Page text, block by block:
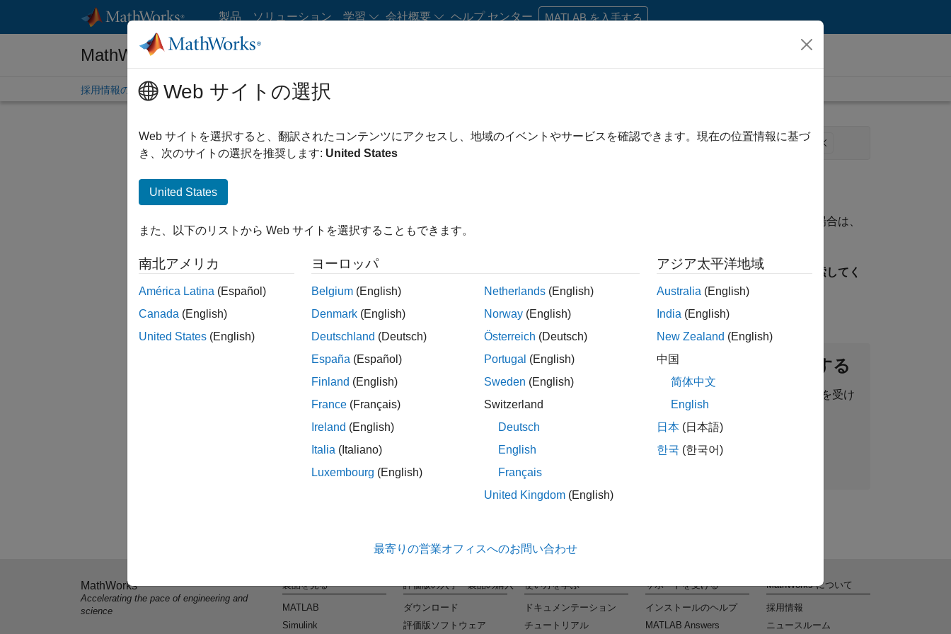
コンテンツへスキップ
製品 ソリューション 学習 会社概要 ヘルプ センター MATLAB を入手する
MathWorks 採用情報
採用情報の概要 求人検索 オフィス所在地 学生・キャリア初期の方
絞り込み条件 カスタマー サポート マーケティング コミュニケーション ビジネス モデル チーム 人事 法務
してください。それでも応募資格に一致する求人が見つからない場合は、
人材ネットワーク に登録して、最新の求人に関する更新情報を受け取ることができます。
一部の求人情報は翻訳されていません。ご希望の地域ですべての求人を見つけるには、所在地を指定して検索してく
ださい。
タレントネットワークに参加する
条件に合った求人情報、ストーリー、最新情報を受け
取ることができます。
今すぐ参加
Web サイトの選択
Web サイトを選択すると、翻訳されたコンテンツにアクセスし、地域のイベントやサービスを確認できます。現在の位置情報に基づ
き、次のサイトの選択を推奨します: United States
United States
また、以下のリストから Web サイトを選択することもできます。
南北アメリカ
América Latina (Español)
Canada (English)
United States (English)
ヨーロッパ
Belgium (English)
Denmark (English)
Deutschland (Deutsch)
España (Español)
Finland (English)
France (Français)
Ireland (English)
Italia (Italiano)
Luxembourg (English)
Netherlands (English)
Norway (English)
Österreich (Deutsch)
Portugal (English)
Sweden (English)
Switzerland
Deutsch
English
Français
United Kingdom (English)
アジア太平洋地域
Australia (English)
India (English)
New Zealand (English)
中国
简体中文
English
日本 (日本語)
한국 (한국어)
最寄りの営業オフィスへのお問い合わせ
MathWorks
Accelerating the pace of engineering and
science
製品を見る
MATLAB
Simulink
評価版の入手・製品の購入
ダウンロード
評価版ソフトウェア
使い方を学ぶ
ドキュメンテーション
チュートリアル
サポートを受ける
インストールのヘルプ
MATLAB Answers
MathWorks について
採用情報
ニュースルーム